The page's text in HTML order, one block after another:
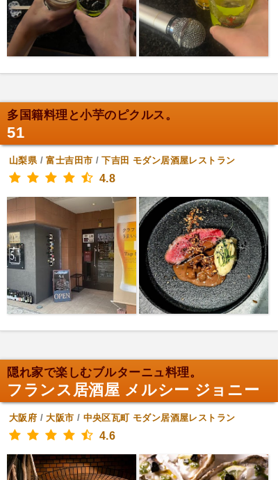
多国籍料理と小芋のピクルス。
51
山梨県/富士吉田市 /下吉田 モダン居酒屋レストラン
4.8
隠れ家で楽しむブルターニュ料理。
フランス居酒屋 メルシー ジョニー
大阪府 /大阪市 / 中央区瓦町 モダン居酒屋レストラン
4.6